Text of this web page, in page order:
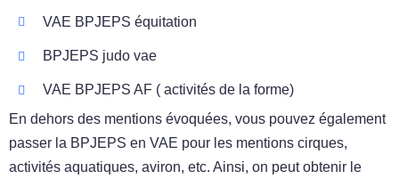
VAE BPJEPS équitation
BPJEPS judo vae
VAE BPJEPS AF ( activités de la forme)
En dehors des mentions évoquées, vous pouvez également
passer la BPJEPS en VAE pour les mentions cirques,
activités aquatiques, aviron, etc. Ainsi, on peut obtenir le